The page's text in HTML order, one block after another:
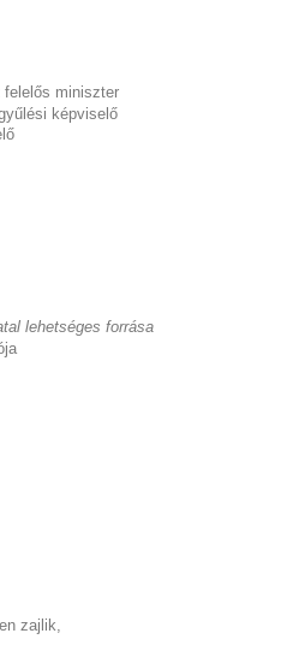
miniszter
képviselő
lehetséges forrása
zajlik,